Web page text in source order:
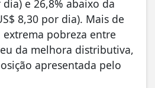
e 26,8% abaixo da
8,30 por dia). Mais de
extrema pobreza entre
da melhora distributiva,
apresentada pelo